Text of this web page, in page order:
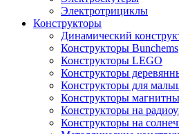
Электротрициклы
Конструкторы
Динамический
Конструкторы Bunchems
Конструкторы LEGO
Конструкторы
Конструкторы для
Конструкторы
Конструкторы на
Конструкторы на